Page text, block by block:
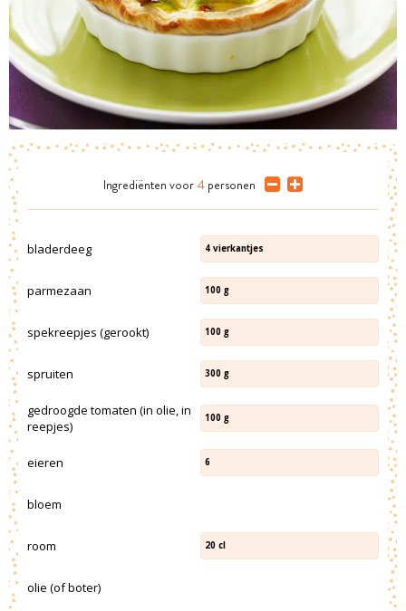
Ingrediënten voor 4 personen
bladerdeeg 4 vierkantjes
parmezaan 100 g
spekreepjes (gerookt) 100 g
spruiten 300 g
gedroogde tomaten (in olie, in
reepjes)
100 g
eieren 6
bloem
room 20 cl
olie (of boter)